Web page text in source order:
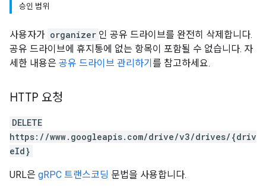
승인 범위
사용자가 organizer 인 공유 드라이브를 완전히 삭제합니다.
공유 드라이브에 휴지통에 없는 항목이 포함될 수 없습니다. 자
세한 내용은 공유 드라이브 관리하기 를 참고하세요.
HTTP 요청
DELETE
https://www.googleapis.com/drive/v3/drives/{driv
eId}
URL은 gRPC 트랜스코딩 문법을 사용합니다.